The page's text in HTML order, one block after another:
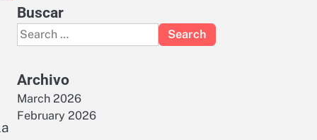
Buscar
Search
for:
Archivo
March 2026
February 2026